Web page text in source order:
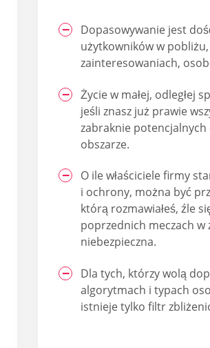
Dopasowywanie jest
użytkowników w
zainteresowaniach,
Życie w małej, odległej
jeśli znasz już prawie
zabraknie
obszarze.
O ile właściciele firmy
i ochrony, można być
którą rozmawiałeś, źle
poprzednich meczach w
niebezpieczna.
Dla tych, którzy wolą
algorytmach i typach
istnieje tylko filtr